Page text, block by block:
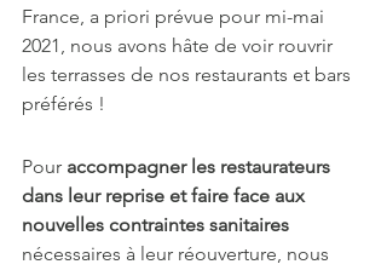
France, a priori prévue pour mi-mai
2021, nous avons hâte de voir rouvrir
les terrasses de nos restaurants et bars
préférés !
Pour accompagner les restaurateurs
dans leur reprise et faire face aux
nouvelles contraintes sanitaires
nécessaires à leur réouverture, nous